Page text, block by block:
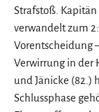
Strafstoß.
verwandelt zum
Vorentscheidung
Verwirrung in der
und Jänicke (82.)
Schlussphase